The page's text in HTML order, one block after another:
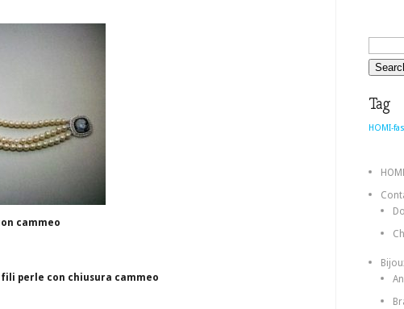
cammeo
perle con chiusura cammeo
Tag
HOMI-